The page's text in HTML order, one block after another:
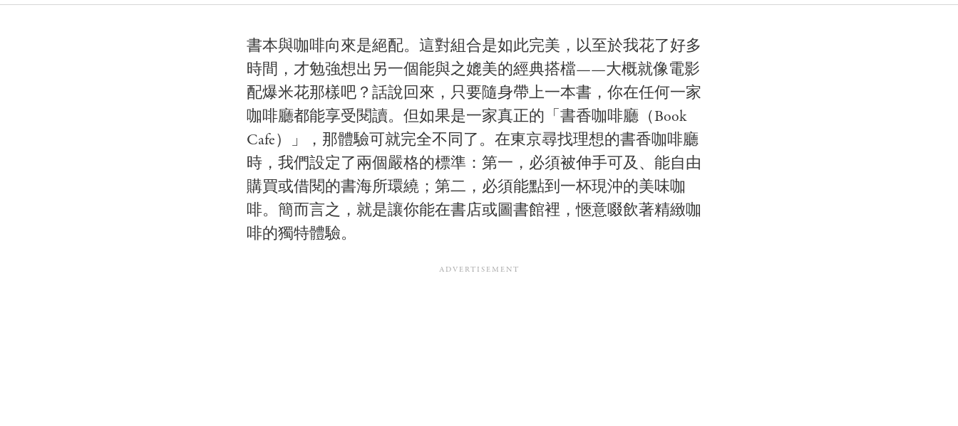
書本與咖啡向來是絕配。這對組合是如此完美，以至於我花了好多
時間，才勉強想出另一個能與之媲美的經典搭檔——大概就像電影
配爆米花那樣吧？話說回來，只要隨身帶上一本書，你在任何一家
咖啡廳都能享受閱讀。但如果是一家真正的「書香咖啡廳（Book
Cafe）」，那體驗可就完全不同了。在東京尋找理想的書香咖啡廳
時，我們設定了兩個嚴格的標準：第一，必須被伸手可及、能自由
購買或借閱的書海所環繞；第二，必須能點到一杯現沖的美味咖
啡。簡而言之，就是讓你能在書店或圖書館裡，愜意啜飲著精緻咖
啡的獨特體驗。